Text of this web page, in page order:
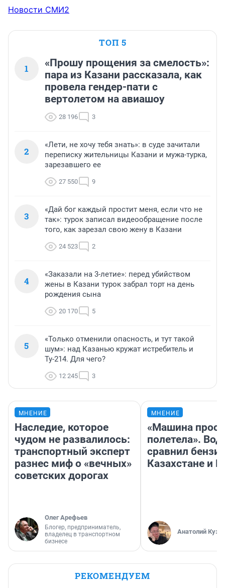
Новости СМИ2
ТОП 5
1
«Прошу прощения за смелость»:
пара из Казани рассказала, как
провела гендер-пати с
вертолетом на авиашоу
28 196 3
2
«Лети, не хочу тебя знать»: в суде зачитали
переписку жительницы Казани и мужа-турка,
зарезавшего ее
27 550 9
3
«Дай бог каждый простит меня, если что не
так»: турок записал видеообращение после
того, как зарезал свою жену в Казани
24 523 2
4
«Заказали на 3-летие»: перед убийством
жены в Казани турок забрал торт на день
рождения сына
20 170 5
5
«Только отменили опасность, и тут такой
шум»: над Казанью кружат истребитель и
Ту-214. Для чего?
12 245 3
МНЕНИЕ
Наследие, которое
чудом не развалилось:
транспортный эксперт
разнес миф о «вечных»
советских дорогах
Олег Арефьев
Блогер, предприниматель,
владелец в транспортном
бизнесе
МНЕНИЕ
«Машина
полетела».
сравнил
Казахстане и
Анатолий
РЕКОМЕНДУЕМ